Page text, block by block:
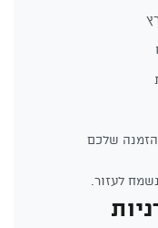
שלכם
לעזור.